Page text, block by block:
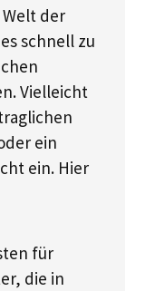
der
schnell zu
Vielleicht
ein
ein. Hier
für
die in